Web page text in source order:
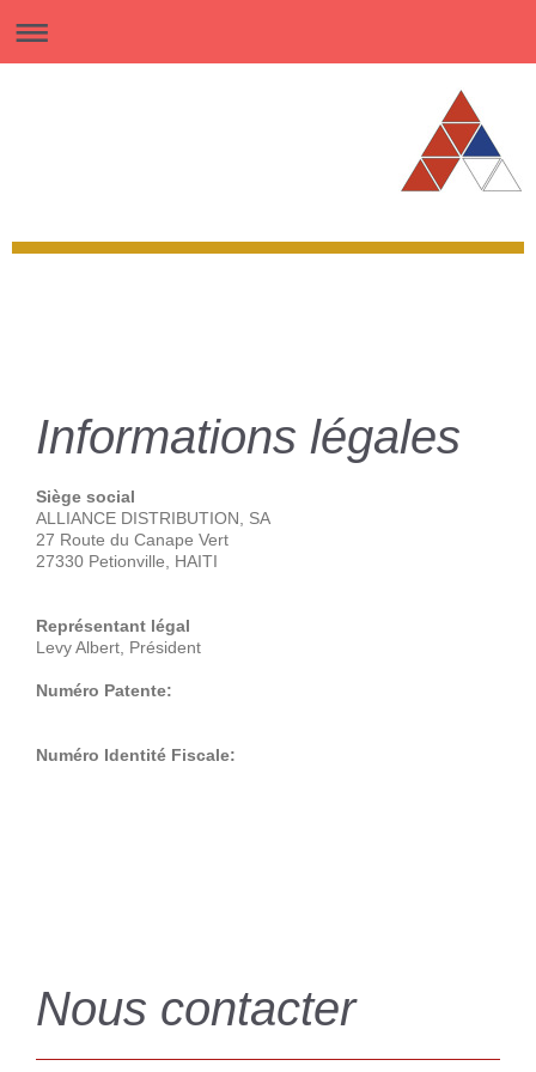
Informations légales
Siège social
ALLIANCE DISTRIBUTION, SA
27 Route du Canape Vert
27330 Petionville, HAITI
Représentant légal
Levy Albert, Président
Numéro Patente:
Numéro Identité Fiscale:
Nous contacter